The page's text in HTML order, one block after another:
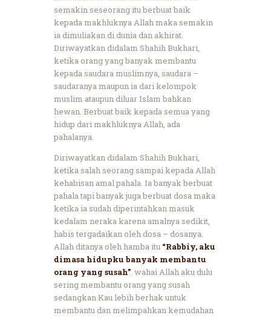
semakin seseorang itu berbuat baik
kepada makhluknya Allah maka semakin
ia dimuliakan di dunia dan akhirat.
Diriwayatkan didalam Shahih Bukhari,
ketika orang yang banyak membantu
kepada saudara muslimnya, saudara –
saudaranya maupun ia dari kelompok
muslim ataupun diluar Islam bahkan
hewan. Berbuat baik kepada semua yang
hidup dari makhluknya Allah, ada
pahalanya.
Diriwayatkan didalam Shahih Bukhari,
ketika salah seorang sampai kepada Allah
kehabisan amal pahala. Ia banyak berbuat
pahala tapi banyak juga berbuat dosa maka
ketika ia sudah diperintahkan masuk
kedalam neraka karena amalnya sedikit,
habis tergadaikan oleh dosa – dosanya.
Allah ditanya oleh hamba itu “Rabbiy, aku
dimasa hidupku banyak membantu
orang yang susah”. wahai Allah aku dulu
sering membantu orang yang susah
sedangkan Kau lebih berhak untuk
membantu dan melimpahkan kemudahan